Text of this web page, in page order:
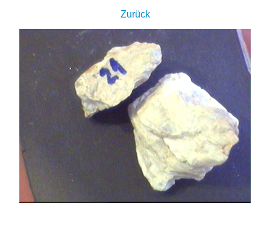
Zurück